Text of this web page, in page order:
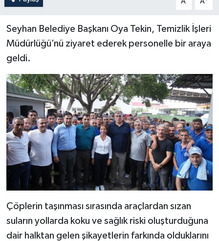
Seyhan Belediye Başkanı Oya Tekin, Temizlik İşleri
Müdürlüğü’nü ziyaret ederek personelle bir araya
geldi.
Çöplerin taşınması sırasında araçlardan sızan
suların yollarda koku ve sağlık riski oluşturduğuna
dair halktan gelen şikayetlerin farkında olduklarını